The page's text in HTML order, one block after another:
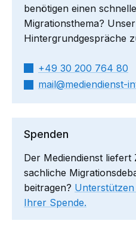
benötigen einen
Migrationsthema? Unser
Hintergrundgespräche
+49 30 200 764 80
mail​
mediendienst-
Spenden
Der Mediendienst
sachliche
beitragen?
Ihrer Spende.